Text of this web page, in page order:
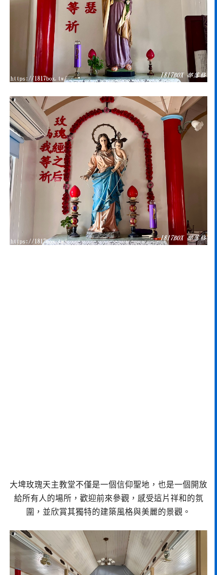
大埤玫瑰天主教堂不僅是一個信仰聖地，也是一個開放
給所有人的場所，歡迎前來參觀，感受這片祥和的氛
圍，並欣賞其獨特的建築風格與美麗的景觀。